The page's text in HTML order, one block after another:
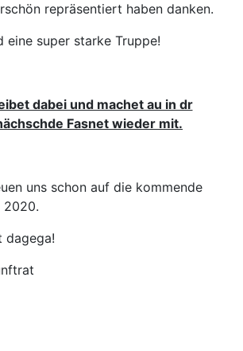
repräsentiert haben danken.
eine super starke Truppe!
dabei und machet au in dr
Fasnet wieder mit.
uns schon auf die kommende
2020.
dagega!